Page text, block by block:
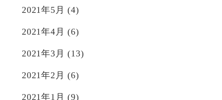
2021年5月 (4)
2021年4月 (6)
2021年3月 (13)
2021年2月 (6)
2021年1月 (9)